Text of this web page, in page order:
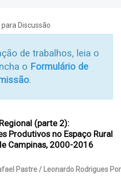
Discussão
de trabalhos, leia o
o Formulário de
.
(parte 2):
Produtivos no Espaço Rural
Campinas, 2000-2016
Pastre / Leonardo Rodrigues